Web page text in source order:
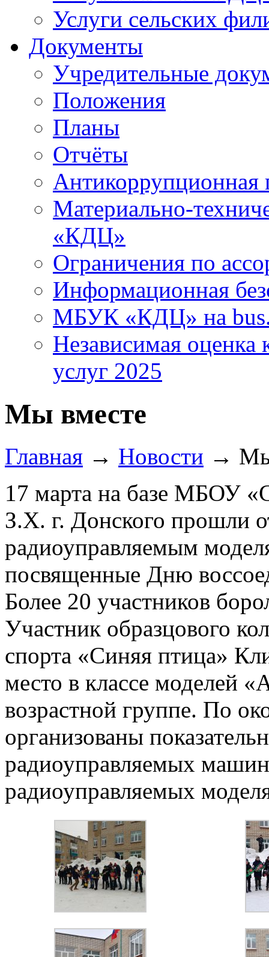
Услуги сельских
Документы
Учредительные
Положения
Планы
Отчёты
Антикоррупционная
Материально-
«КДЦ»
Ограничения по
Информационная
МБУК «КДЦ» на
Независимая оценка
услуг 2025
Мы вместе
Главная → Новости →
17 марта на базе МБОУ
З.Х. г. Донского прошли
радиоуправляемым
посвященные Дню
Более 20 участников
Участник образцового
спорта «Синяя птица»
место в классе моделей
возрастной группе. По
организованы
радиоуправляемых
радиоуправляемых